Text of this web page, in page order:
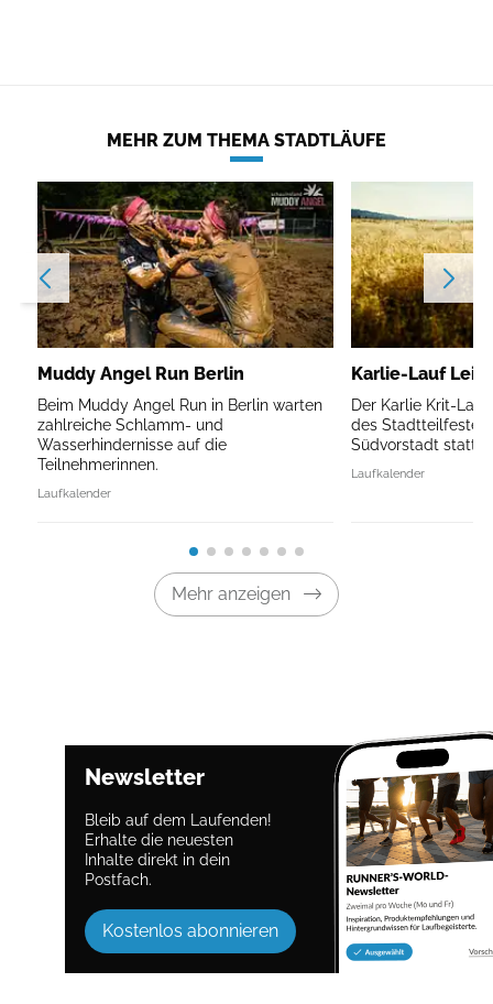
MEHR ZUM THEMA STADTLÄUFE
Muddy Angel Run Berlin
Beim Muddy Angel Run in Berlin warten
zahlreiche Schlamm- und
Wasserhindernisse auf die
Teilnehmerinnen.
Laufkalender
Karlie-Lauf
Der Karlie Krit-
des Stadtteilfestes
Südvorstadt statt.
Laufkalender
Mehr anzeigen
Newsletter
Bleib auf dem Laufenden!
Erhalte die neuesten
Inhalte direkt in dein
Postfach.
Kostenlos abonnieren